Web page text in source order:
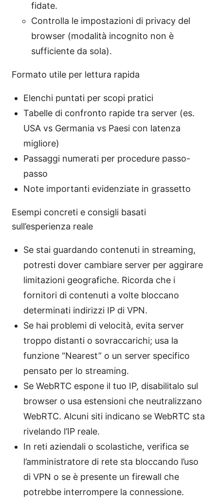
fidate.
Controlla le impostazioni di privacy del
browser (modalità incognito non è
sufficiente da sola).
Formato utile per lettura rapida
Elenchi puntati per scopi pratici
Tabelle di confronto rapide tra server (es.
USA vs Germania vs Paesi con latenza
migliore)
Passaggi numerati per procedure passo-
passo
Note importanti evidenziate in grassetto
Esempi concreti e consigli basati
sull’esperienza reale
Se stai guardando contenuti in streaming,
potresti dover cambiare server per aggirare
limitazioni geografiche. Ricorda che i
fornitori di contenuti a volte bloccano
determinati indirizzi IP di VPN.
Se hai problemi di velocità, evita server
troppo distanti o sovraccarichi; usa la
funzione “Nearest” o un server specifico
pensato per lo streaming.
Se WebRTC espone il tuo IP, disabilitalo sul
browser o usa estensioni che neutralizzano
WebRTC. Alcuni siti indicano se WebRTC sta
rivelando l’IP reale.
In reti aziendali o scolastiche, verifica se
l’amministratore di rete sta bloccando l’uso
di VPN o se è presente un firewall che
potrebbe interrompere la connessione.